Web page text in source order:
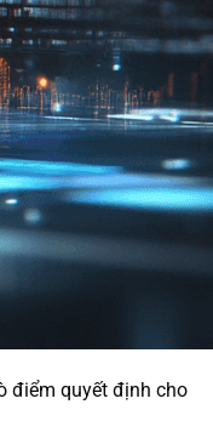
điểm quyết định cho